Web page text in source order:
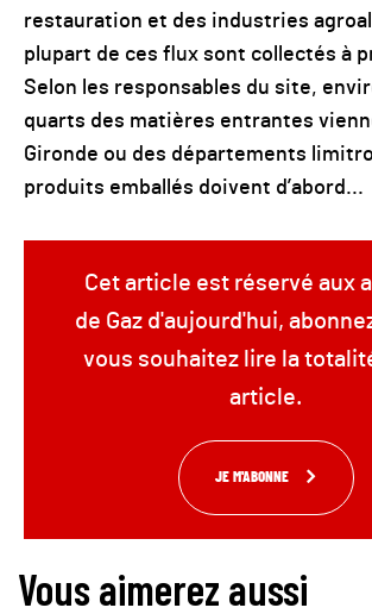
restauration et des industries
plupart de ces flux sont collectés à
Selon les responsables du site,
quarts des matières entrantes
Gironde ou des départements
produits emballés doivent d’abord...
Cet article est réservé aux
de Gaz d'aujourd'hui,
vous souhaitez lire la
article.
JE M'ABONNE
Vous aimerez aussi